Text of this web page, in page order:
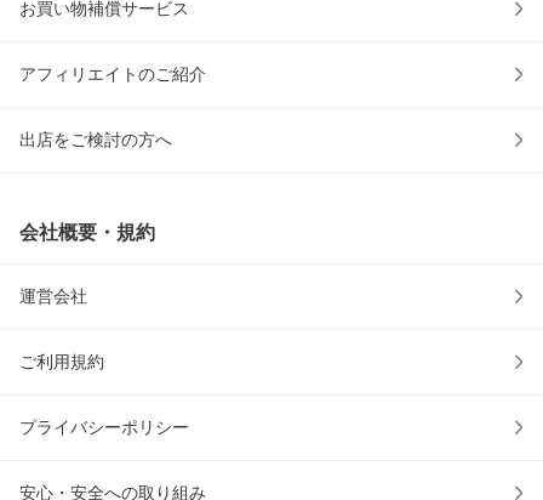
お買い物補償サービス
アフィリエイトのご紹介
出店をご検討の方へ
会社概要・規約
運営会社
ご利用規約
プライバシーポリシー
安心・安全への取り組み